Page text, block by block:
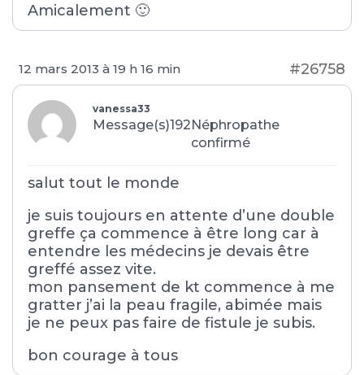
Amicalement 🙂
12 mars 2013 à 19 h 16 min #26758
vanessa33
Message(s)192Néphropathe
confirmé
salut tout le monde
je suis toujours en attente d’une double
greffe ça commence à être long car à
entendre les médecins je devais être
greffé assez vite.
mon pansement de kt commence à me
gratter j’ai la peau fragile, abimée mais
je ne peux pas faire de fistule je subis.
bon courage à tous